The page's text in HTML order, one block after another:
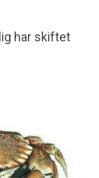
har skiftet